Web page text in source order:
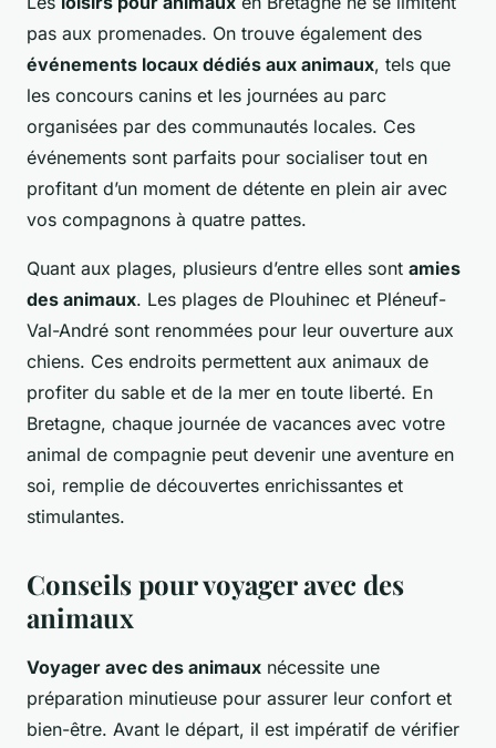
pas aux promenades. On trouve également des
événements locaux dédiés aux animaux, tels que
les concours canins et les journées au parc
organisées par des communautés locales. Ces
événements sont parfaits pour socialiser tout en
profitant d’un moment de détente en plein air avec
vos compagnons à quatre pattes.
Quant aux plages, plusieurs d’entre elles sont amies
des animaux. Les plages de Plouhinec et Pléneuf-
Val-André sont renommées pour leur ouverture aux
chiens. Ces endroits permettent aux animaux de
profiter du sable et de la mer en toute liberté. En
Bretagne, chaque journée de vacances avec votre
animal de compagnie peut devenir une aventure en
soi, remplie de découvertes enrichissantes et
stimulantes.
Conseils pour voyager avec des
animaux
Voyager avec des animaux nécessite une
préparation minutieuse pour assurer leur confort et
bien-être. Avant le départ, il est impératif de vérifier